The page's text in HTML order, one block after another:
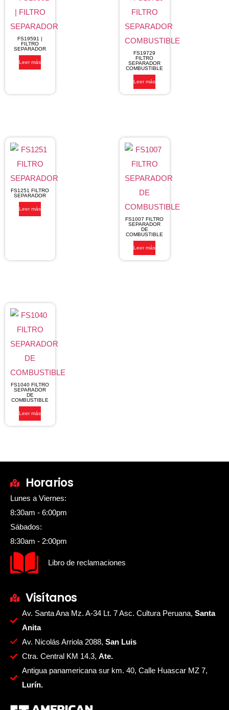
FS19591 |
FILTRO
SEPARADOR
Leer más
FS19729
FILTRO
SEPARADOR
COMBUSTIBLE
Leer más
FS1251 FILTRO
SEPARADOR
Leer más
FS1007 FILTRO
SEPARADOR
DE
COMBUSTIBLE
Leer más
FS1040 FILTRO
SEPARADOR
DE
COMBUSTIBLE
Leer más
Horarios
Lunes a Viernes:
8:30am - 6:00pm
Sábados:
8:30am - 2:00pm
Libro de reclamaciones
Visítanos
Av. Santa Ana Mz. A-34 Lt. 7 Asc. Cultura Peruana, Santa
Anita
Av. Nicolás Arriola 2088, San Luis
Ctra. Central KM 14.3, Ate.
Antigua panamericana sur km. 40, Calle Huascar MZ 7,
Lurín.